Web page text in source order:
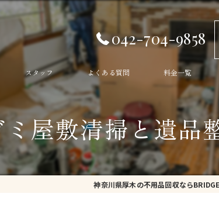
042-704-9858
スタッフ よくある質問 料金一覧
生前整理
遺品整理
ゴミ部屋
ゴミ屋敷
ミ屋敷清掃と遺品
神奈川県厚木の不用品回収ならBRIDGE